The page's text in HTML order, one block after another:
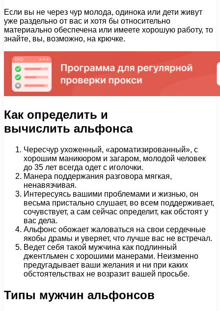
Если вы не через чур молода, одинока или дети живут
уже раздельно от вас и хотя бы относительно
материально обеспечена или имеете хорошую работу, то
знайте, вы, возможно, на крючке.
Как определить и
вычислить альфонса
Чересчур ухоженный, «ароматизированный», с
хорошим маникюром и загаром, молодой человек
до 35 лет всегда одет с иголочки.
Манера поддержания разговора мягкая,
ненавязчивая.
Интересуясь вашими проблемами и жизнью, он
весьма пристально слушает, во всем поддерживает,
сочувствует, а сам сейчас определит, как обстоят у
вас дела.
Альфонс обожает жаловаться на свои сердечные
якобы драмы и уверяет, что лучше вас не встречал.
Ведет себя такой мужчина как подлинный
джентльмен с хорошими манерами. Неизменно
предугадывает ваши желания и ни при каких
обстоятельствах не возразит вашей просьбе.
Типы мужчин альфонсов